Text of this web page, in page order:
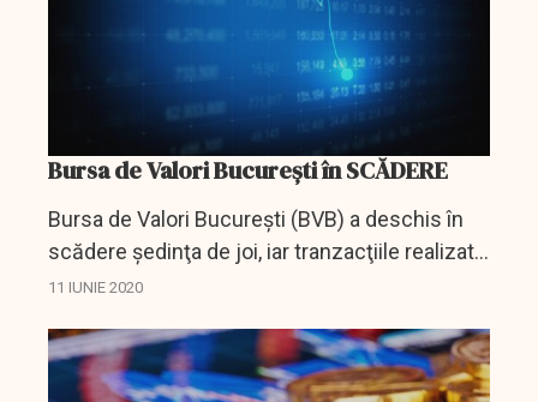
Bursa de Valori Bucureşti în SCĂDERE
Bursa de Valori Bucureşti (BVB) a deschis în
scădere şedinţa de joi, iar tranzacţiile realizate
la 45 de minute după debut se ridicau la 7,43
11 IUNIE 2020